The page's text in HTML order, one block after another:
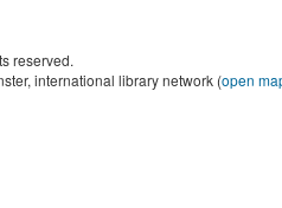
reserved.
international library network (open